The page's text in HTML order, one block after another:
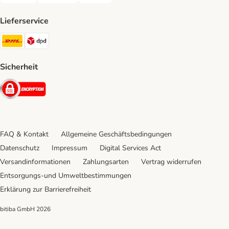
Lieferservice
DHL Shipping Method
Sicherheit
Security
FAQ & Kontakt
Allgemeine Geschäftsbedingungen
Datenschutz
Impressum
Digital Services Act
Versandinformationen
Zahlungsarten
Vertrag widerrufen
Entsorgungs-und Umweltbestimmungen
Erklärung zur Barrierefreiheit
bitiba GmbH 2026